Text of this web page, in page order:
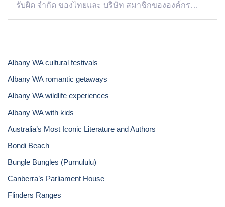
รับผิด จำกัด ของไทยและ บริษัท สมาชิกขององค์กร…
Albany WA cultural festivals
Albany WA romantic getaways
Albany WA wildlife experiences
Albany WA with kids
Australia’s Most Iconic Literature and Authors
Bondi Beach
Bungle Bungles (Purnululu)
Canberra’s Parliament House
Flinders Ranges